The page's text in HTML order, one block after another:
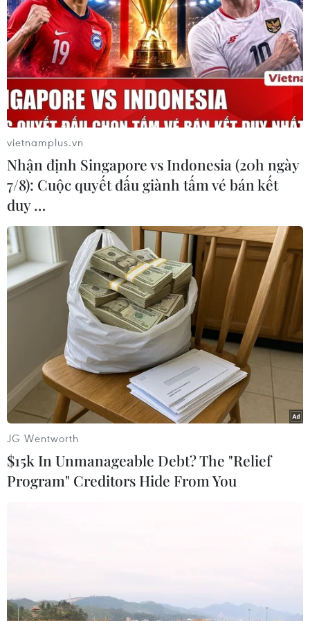
AstraZeneca chậm giao vắcxin theo thỏa thuận.
EU yêu cầu AstraZeneca công khai hợp
đồng cấp vắcxin ngừa COVID-19
27/01/2021 13:43
Liên minh châu Âu (EU) cho biết EU đang yêu cầu hãng
dược phẩm AstraZeneca công bố hợp đồng đã ký với
khối về việc cung cấp vaccine ngừa bệnh viêm đường
hô hấp cấp COVID-19.
vietnamplus.vn
Nhận định Singapore vs Indonesia (20h ngày
7/8): Cuộc quyết đấu giành tấm vé bán kết
duy …
JG Wentworth
$15k In Unmanageable Debt? The "Relief
Program" Creditors Hide From You